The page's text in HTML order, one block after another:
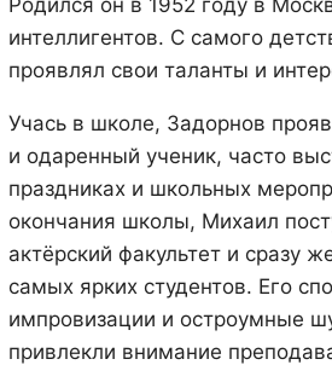
Родился он в 1952 году в
интеллигентов. С самого
проявлял свои таланты и
Учась в школе, Задорнов
и одаренный ученик, часто
праздниках и школьных
окончания школы, Михаил
актёрский факультет и сразу
самых ярких студентов. Его
импровизации и остроумные
привлекли внимание